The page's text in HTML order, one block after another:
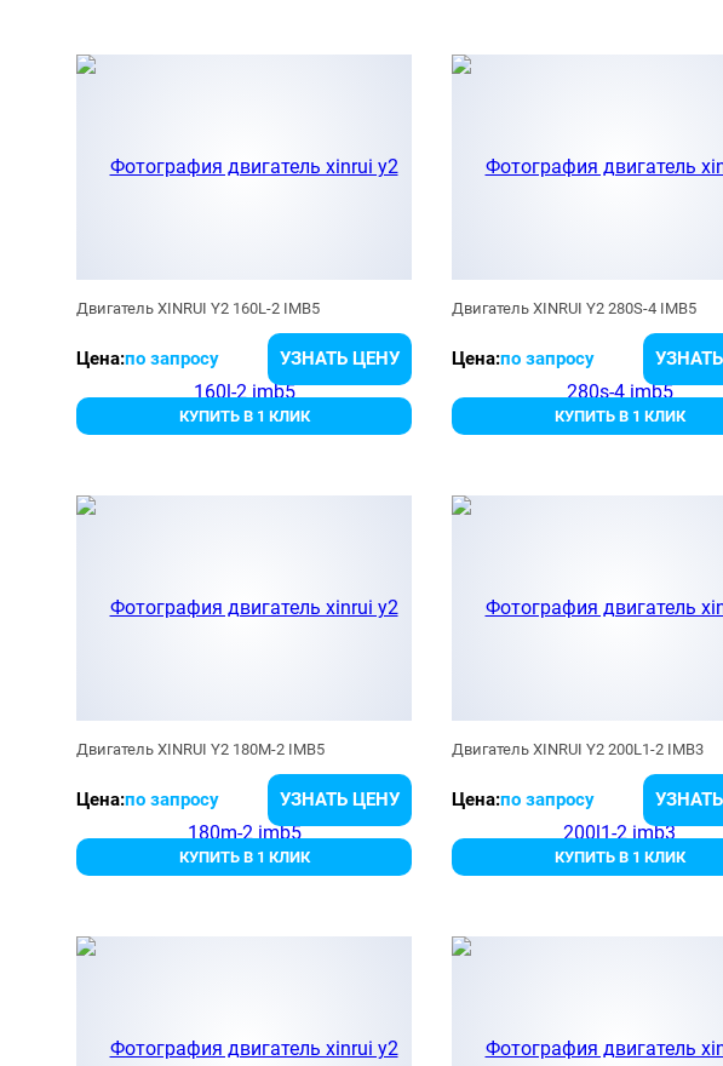
Двигатель XINRUI Y2 160L-2 IMB5
Цена:по запросу УЗНАТЬ ЦЕНУ
КУПИТЬ В 1 КЛИК
Двигатель XINRUI Y2 280S-4 IMB5
Цена:по запросу
КУПИТЬ В 1 КЛИК
Двигатель XINRUI Y2 180M-2 IMB5
Цена:по запросу УЗНАТЬ ЦЕНУ
КУПИТЬ В 1 КЛИК
Двигатель XINRUI Y2 200L1-2 IMB3
Цена:по запросу
КУПИТЬ В 1 КЛИК